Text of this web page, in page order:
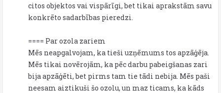
citos objektos vai vispārīgi, bet tikai aprakstām savu
konkrēto sadarbības pieredzi.
==== Par ozola zariem
Mēs neapgalvojam, ka tieši uzņēmums tos apzāģēja.
Mēs tikai novērojām, ka pēc darbu pabeigšanas zari
bija apzāģēti, bet pirms tam tie tādi nebija. Mēs paši
neesam aiztikuši šo ozolu, un maz ticams, ka kāds